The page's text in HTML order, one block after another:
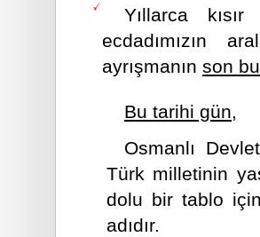
Yıllarca
ecdadımızın
ayrışmanın son
Bu tarihi gün,
Osmanlı
Türk milletinin
dolu bir tablo
adıdır.